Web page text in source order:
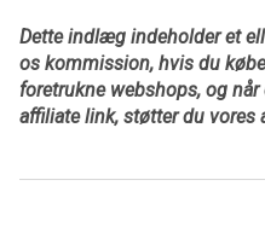
Dette indlæg indeholder et
os kommission, hvis du
foretrukne webshops, og
affiliate link, støtter du vores